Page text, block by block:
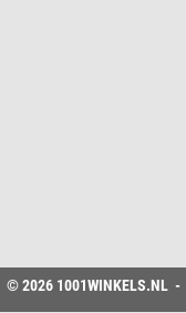
© 2026 1001WINKELS.NL -